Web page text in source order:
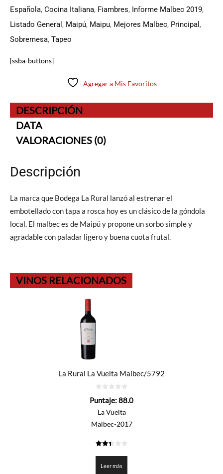
Española, Cocina Italiana, Fiambres, Informe Malbec 2019,
Listado General , Maipú, Maipu, Mejores Malbec, Principal ,
Sobremesa, Tapeo
[ssba-buttons]
Agregar a Mis Favoritos
DESCRIPCIÓN
DATA
VALORACIONES (0)
Descripción
La marca que Bodega La Rural lanzó al estrenar el
embotellado con tapa a rosca hoy es un clásico de la góndola
local. El malbec es de Maipú y propone un sorbo simple y
agradable con paladar ligero y buena cuota frutal.
VINOS RELACIONADOS
La Rural La Vuelta Malbec/5792
de
Puntaje:88.0
La Vuelta
Malbec-2017
de 5
Leer más